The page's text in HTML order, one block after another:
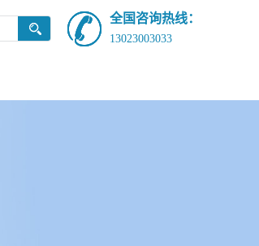
全国咨询热线：
13023003033